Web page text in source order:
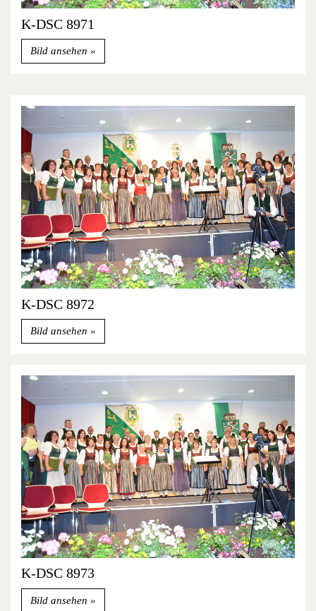
K-DSC 8971
Bild ansehen
K-DSC 8972
Bild ansehen
K-DSC 8973
Bild ansehen